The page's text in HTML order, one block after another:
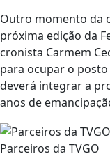
Outro momento da
próxima edição da
cronista Carmem
para ocupar o
deverá integrar a
anos de
Parceiros da TVGO